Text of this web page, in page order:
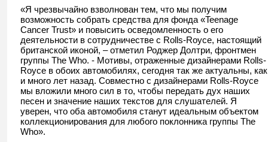
«Я чрезвычайно взволнован тем, что мы получим
возможность собрать средства для фонда «Teenage
Cancer Trust» и повысить осведомленность о его
деятельности в сотрудничестве с Rolls-Royce, настоящий
британской иконой, – отметил Роджер Долтри, фронтмен
группы The Who. - Мотивы, отраженные дизайнерами Rolls-
Royce в обоих автомобилях, сегодня так же актуальны, как
и много лет назад. Совместно с дизайнерами Rolls-Royce
мы вложили много сил в то, чтобы передать дух наших
песен и значение наших текстов для слушателей. Я
уверен, что оба автомобиля станут идеальным объектом
коллекционирования для любого поклонника группы The
Who».